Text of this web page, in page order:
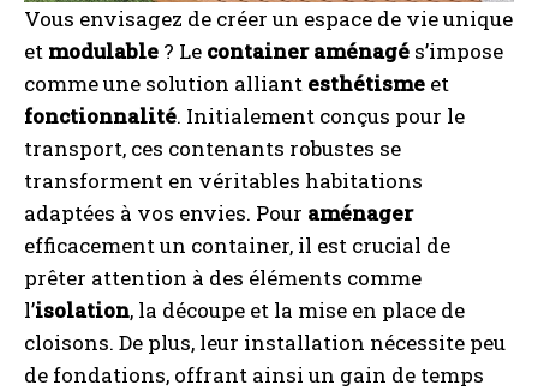
Vous envisagez de créer un espace de vie unique
et modulable ? Le container aménagé s’impose
comme une solution alliant esthétisme et
fonctionnalité. Initialement conçus pour le
transport, ces contenants robustes se
transforment en véritables habitations
adaptées à vos envies. Pour aménager
efficacement un container, il est crucial de
prêter attention à des éléments comme
l’isolation, la découpe et la mise en place de
cloisons. De plus, leur installation nécessite peu
de fondations, offrant ainsi un gain de temps